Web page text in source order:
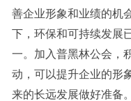
善企业形象和业绩的机
下，环保和可持续发展
一。加入普黑林公会，
动，可以提升企业的形
来的长远发展做好准备。